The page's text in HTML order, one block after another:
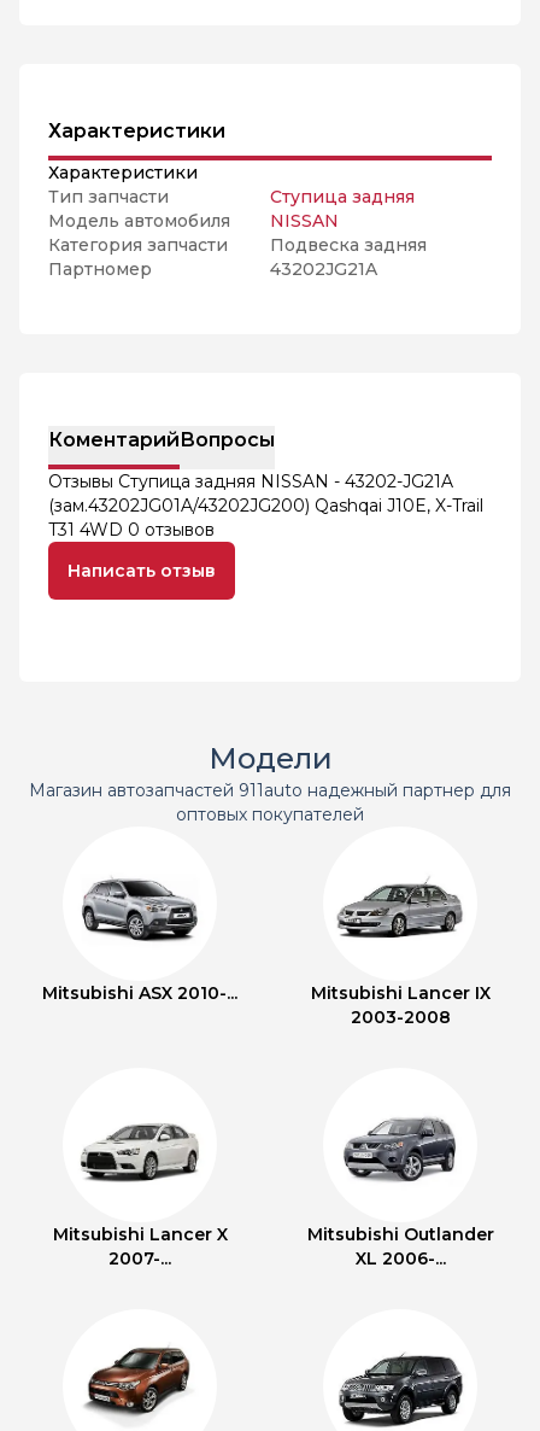
Характеристики
Характеристики
Тип запчасти
Ступица задняя
Модель автомобиля
NISSAN
Категория запчасти
Подвеска задняя
Партномер
43202JG21A
КоментарийВопросы
Отзывы Ступица задняя NISSAN - 43202-JG21A
(зам.43202JG01A/43202JG200) Qashqai J10E, X-Trail
T31 4WD 0 отзывов
Написать отзыв
Модели
Магазин автозапчастей 911auto надежный партнер для
оптовых покупателей
Mitsubishi ASX 2010-...
Mitsubishi Lancer IX
2003-2008
Mitsubishi Lancer X
2007-...
Mitsubishi Outlander
XL 2006-...